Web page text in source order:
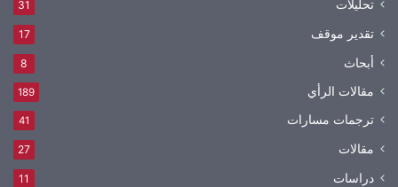
تحليلات 31
تقدير موقف 17
أبحاث 8
مقالات الرأي 189
ترجمات مسارات 41
مقالات 27
دراسات 11